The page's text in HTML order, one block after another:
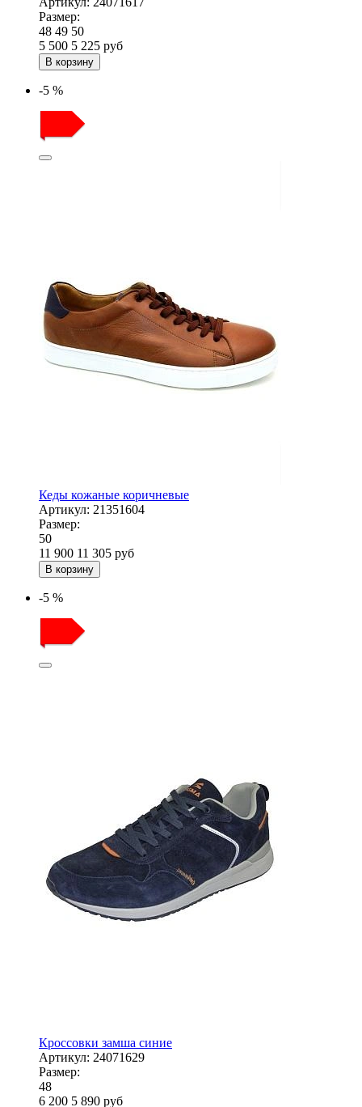
Размер:
48 49 50
5 500 5 225 руб
В корзину
-5 %
Кеды кожаные коричневые
Артикул: 21351604
Размер:
50
11 900 11 305 руб
В корзину
-5 %
Кроссовки замша синие
Артикул: 24071629
Размер:
48
6 200 5 890 руб